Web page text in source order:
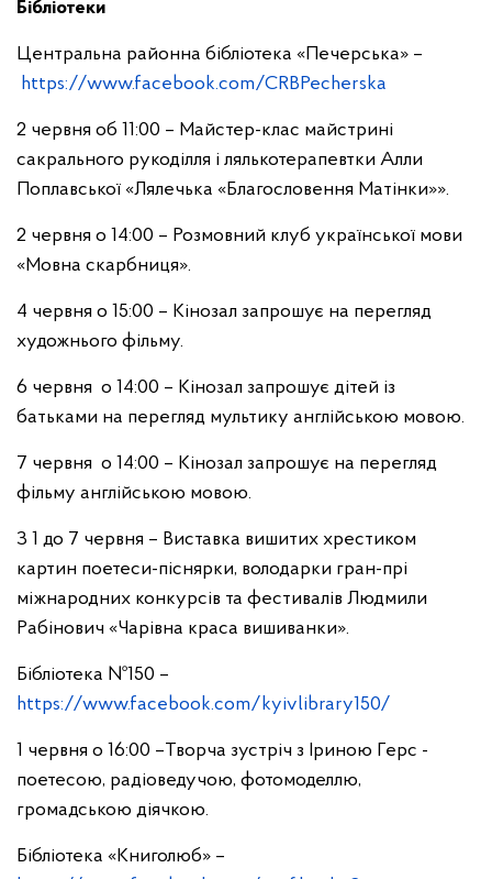
Бібліотеки
Центральна районна бібліотека «Печерська» –
https://www.facebook.com/CRBPecherska
2 червня об 11:00 – Майстер-клас майстрині
сакрального рукоділля і лялькотерапевтки Алли
Поплавської «Лялечька «Благословення Матінки»».
2 червня о 14:00 – Розмовний клуб української мови
«Мовна скарбниця».
4 червня о 15:00 – Кінозал запрошує на перегляд
художнього фільму.
6 червня о 14:00 – Кінозал запрошує дітей із
батьками на перегляд мультику англійською мовою.
7 червня о 14:00 – Кінозал запрошує на перегляд
фільму англійською мовою.
З 1 до 7 червня – Виставка вишитих хрестиком
картин поетеси-піснярки, володарки гран-прі
міжнародних конкурсів та фестивалів Людмили
Рабінович «Чарівна краса вишиванки».
Бібліотека №150 –
https://www.facebook.com/kyivlibrary150/
1 червня о 16:00 –Творча зустріч з Іриною Герс -
поетесою, радіоведучою, фотомоделлю,
громадською діячкою.
Бібліотека «Книголюб» –